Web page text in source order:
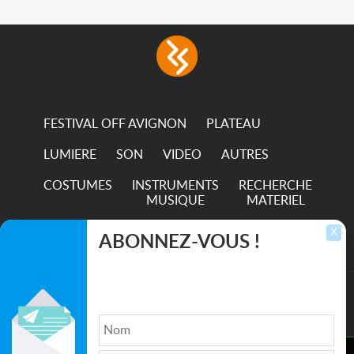
FESTIVAL OFF AVIGNON PLATEAU
LUMIERE SON VIDEO AUTRES
COSTUMES
INSTRUMENTS
MUSIQUE
RECHERCHE
MATERIEL
TRANSPORTS X
ABONNEZ-VOUS !